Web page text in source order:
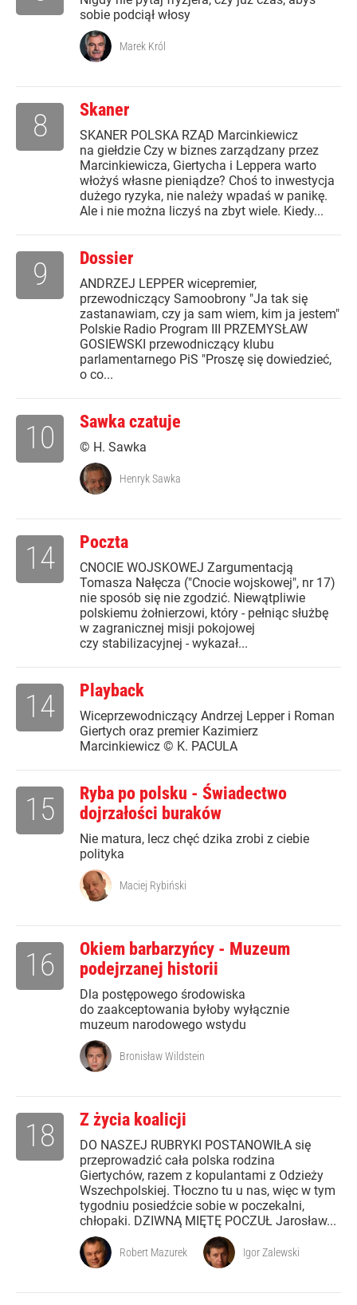
sobie podciął włosy
Marek Król
Skaner
SKANER POLSKA RZĄD Marcinkiewicz
na giełdzie Czy w biznes zarządzany przez
Marcinkiewicza, Giertycha i Leppera warto
włożyś własne pieniądze? Choś to inwestycja
dużego ryzyka, nie należy wpadaś w panikę.
Ale i nie można liczyś na zbyt wiele. Kiedy...
8
Dossier
ANDRZEJ LEPPER wicepremier,
przewodniczący Samoobrony "Ja tak się
zastanawiam, czy ja sam wiem, kim ja jestem"
Polskie Radio Program III PRZEMYSŁAW
GOSIEWSKI przewodniczący klubu
parlamentarnego PiS "Proszę się dowiedzieć,
o co...
9
Sawka czatuje
© H. Sawka
10
Henryk Sawka
Poczta
CNOCIE WOJSKOWEJ Zargumentacją
Tomasza Nałęcza ("Cnocie wojskowej", nr 17)
nie sposób się nie zgodzić. Niewątpliwie
polskiemu żołnierzowi, który - pełniąc służbę
w zagranicznej misji pokojowej
czy stabilizacyjnej - wykazał...
14
Playback
Wiceprzewodniczący Andrzej Lepper i Roman
Giertych oraz premier Kazimierz
Marcinkiewicz © K. PACULA
14
Ryba po polsku - Świadectwo
dojrzałości buraków
Nie matura, lecz chęć dzika zrobi z ciebie
polityka
15
Maciej Rybiński
Okiem barbarzyńcy - Muzeum
podejrzanej historii
Dla postępowego środowiska
do zaakceptowania byłoby wyłącznie
muzeum narodowego wstydu
16
Bronisław Wildstein
Z życia koalicji
DO NASZEJ RUBRYKI POSTANOWIŁA się
przeprowadzić cała polska rodzina
Giertychów, razem z kopulantami z Odzieży
Wszechpolskiej. Tłoczno tu u nas, więc w tym
tygodniu posiedźcie sobie w poczekalni,
chłopaki. DZIWNĄ MIĘTĘ POCZUŁ Jarosław...
18
Robert Mazurek Igor Zalewski